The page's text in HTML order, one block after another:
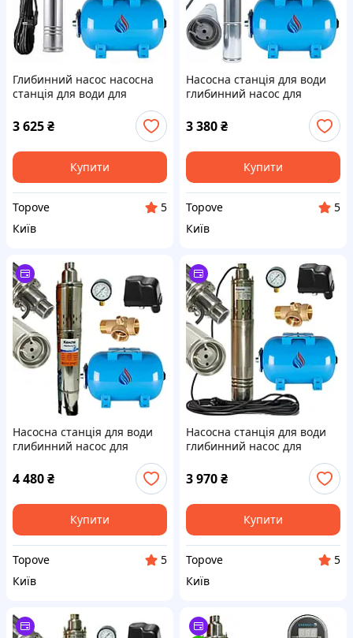
Глибинний насос насосна
станція для води для
скважини в колодязь 4 QGD
0.37 кВт EPT-15
3 625₴
Купити
Topove
5
Київ
Насосна станція для води
глибинний насос для
занурювальної в колодязь
Powercraft 3S 600-6030 600
Вт
3 380₴
Купити
Topove
5
Київ
Насосна станція для води
глибинний насос для
занурювальний шнековий
Кенле в колодязь Kenle 4
QGDa 0.75
4 480₴
Купити
Topove
5
Київ
Насосна станція для води
глибинний насос для
занурювальний шнековий
Кенле в колодязь Kenle 4
QGDa 0.55
3 970₴
Купити
Topove
5
Київ